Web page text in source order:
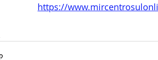
https://